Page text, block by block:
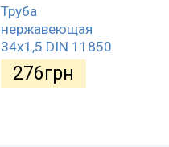
Труба
нержавеющая
34х1,5 DIN 11850
276грн